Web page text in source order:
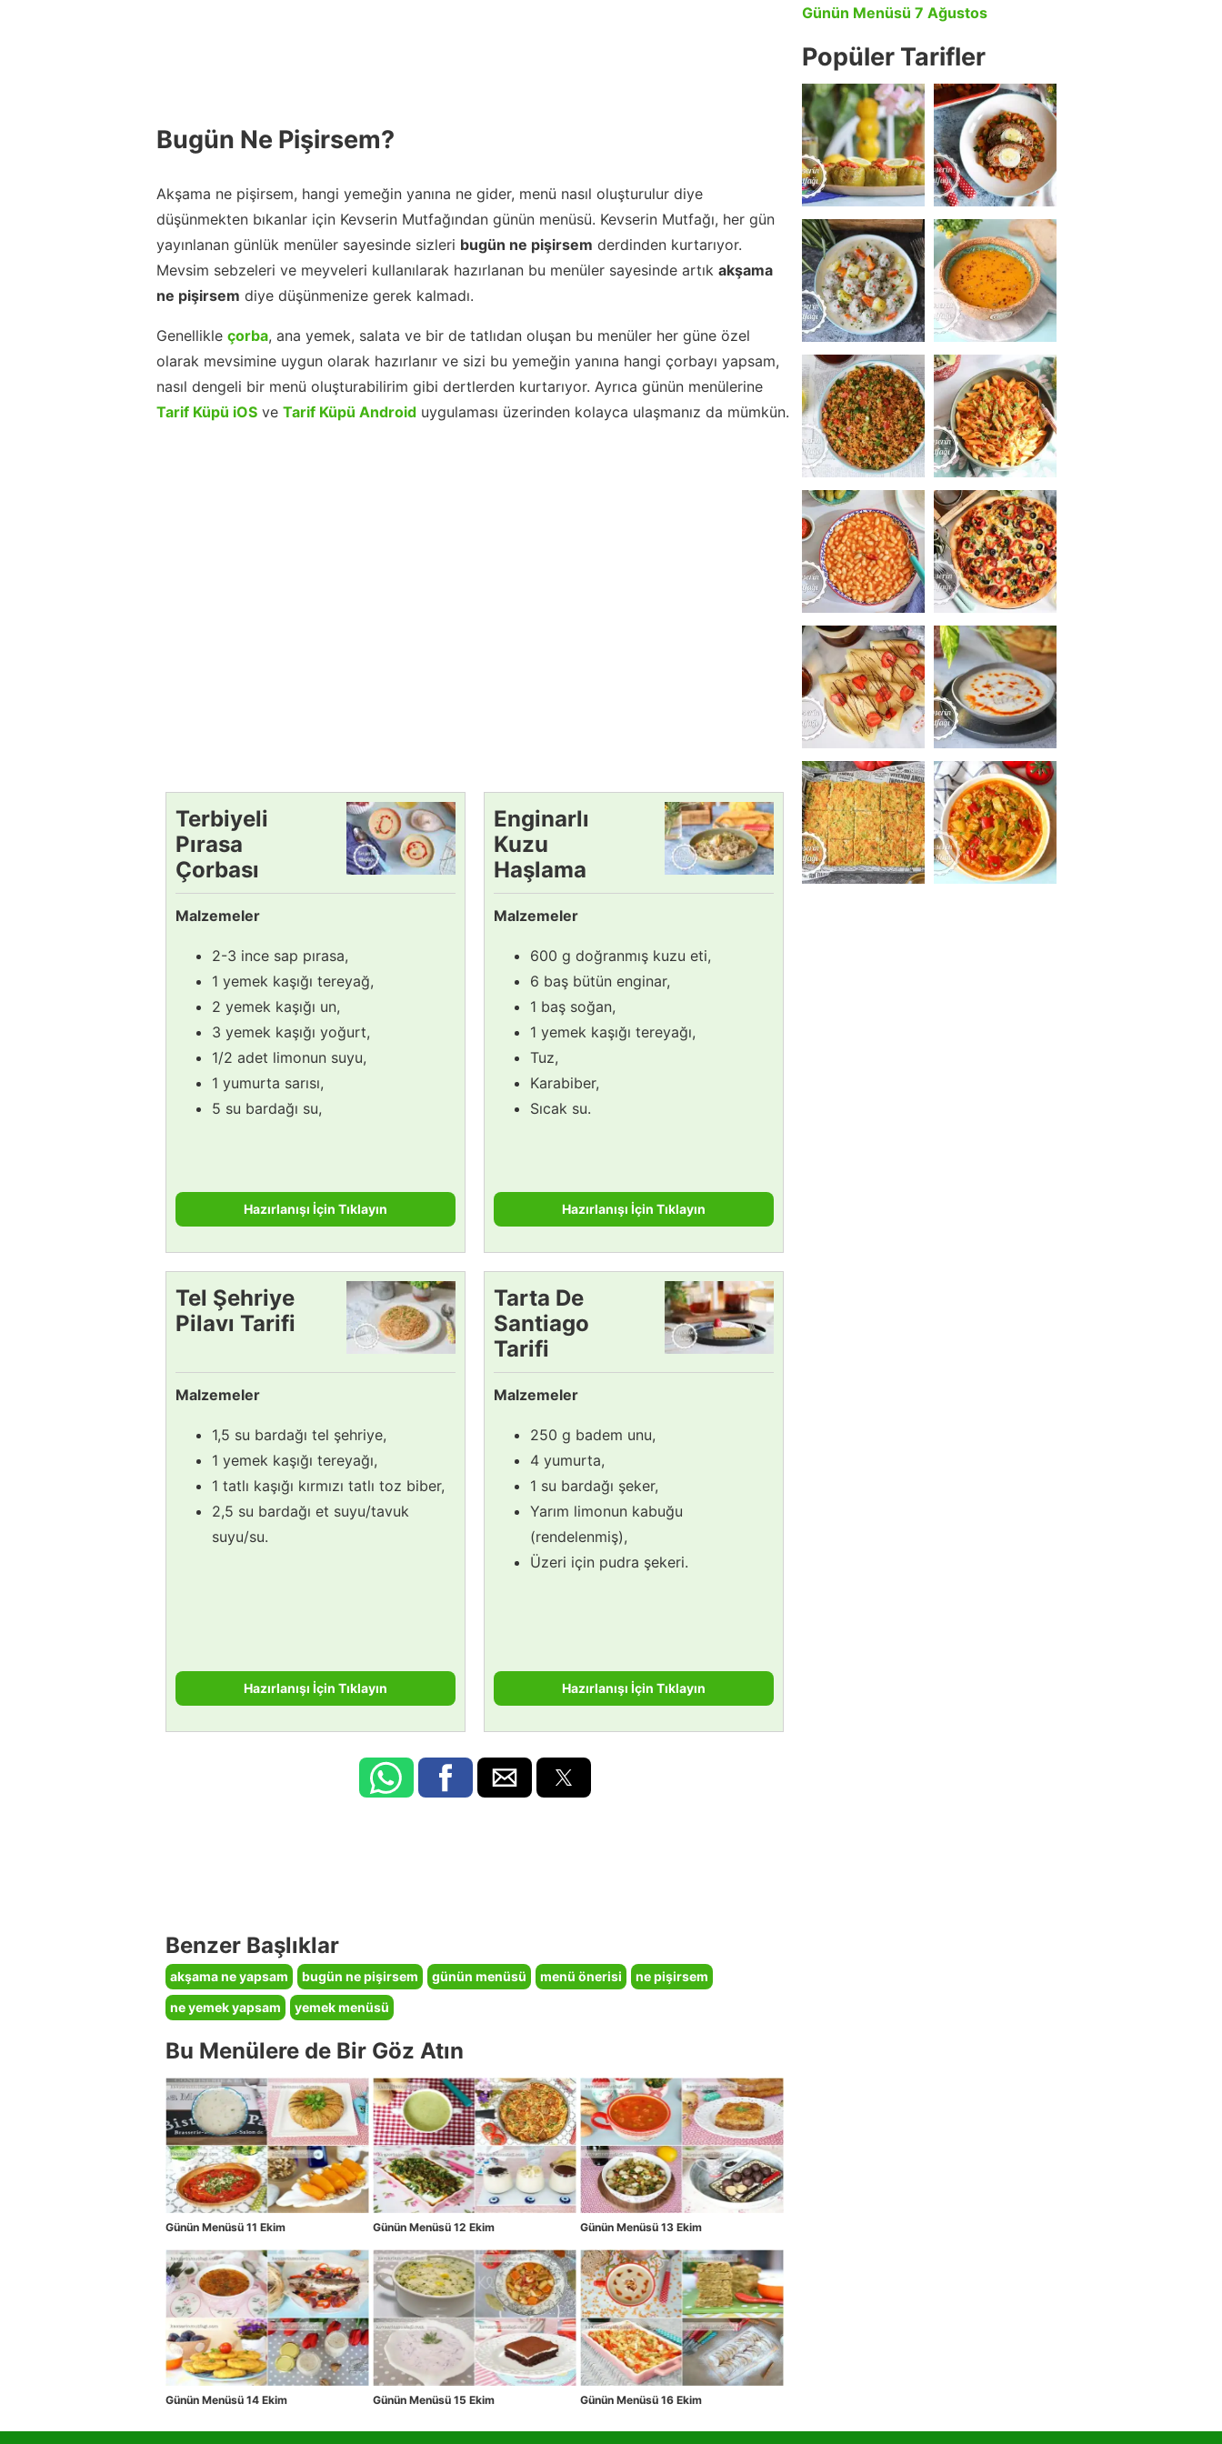
Bugün Ne Pişirsem?
Akşama ne pişirsem, hangi yemeğin yanına ne gider, menü nasıl oluşturulur diye
düşünmekten bıkanlar için Kevserin Mutfağından günün menüsü. Kevserin Mutfağı, her gün
yayınlanan günlük menüler sayesinde sizleri bugün ne pişirsem derdinden kurtarıyor.
Mevsim sebzeleri ve meyveleri kullanılarak hazırlanan bu menüler sayesinde artık akşama
ne pişirsem diye düşünmenize gerek kalmadı.
Genellikle çorba, ana yemek, salata ve bir de tatlıdan oluşan bu menüler her güne özel
olarak mevsimine uygun olarak hazırlanır ve sizi bu yemeğin yanına hangi çorbayı yapsam,
nasıl dengeli bir menü oluşturabilirim gibi dertlerden kurtarıyor. Ayrıca günün menülerine
Tarif Küpü iOS ve Tarif Küpü Android uygulaması üzerinden kolayca ulaşmanız da mümkün.
Terbiyeli
Pırasa
Çorbası
Tarifi
Malzemeler
2-3 ince sap pırasa,
1 yemek kaşığı tereyağ,
2 yemek kaşığı un,
3 yemek kaşığı yoğurt,
1/2 adet limonun suyu,
1 yumurta sarısı,
5 su bardağı su,
Hazırlanışı İçin Tıklayın
Enginarlı
Kuzu
Haşlama
Tarifi
Malzemeler
600 g doğranmış kuzu eti,
6 baş bütün enginar,
1 baş soğan,
1 yemek kaşığı tereyağı,
Tuz,
Karabiber,
Sıcak su.
Hazırlanışı İçin Tıklayın
Tel Şehriye
Pilavı Tarifi
Malzemeler
1,5 su bardağı tel şehriye,
1 yemek kaşığı tereyağı,
1 tatlı kaşığı kırmızı tatlı toz biber,
2,5 su bardağı et suyu/tavuk
suyu/su.
Hazırlanışı İçin Tıklayın
Tarta De
Santiago
Tarifi
Malzemeler
250 g badem unu,
4 yumurta,
1 su bardağı şeker,
Yarım limonun kabuğu
(rendelenmiş),
Üzeri için pudra şekeri.
Hazırlanışı İçin Tıklayın
Benzer Başlıklar
akşama ne yapsam bugün ne pişirsem günün menüsü menü önerisi
ne pişirsem
ne yemek yapsam
yemek menüsü
Bu Menülere de Bir Göz Atın
Günün Menüsü 11 Ekim Günün Menüsü 12 Ekim Günün Menüsü 13 Ekim
Günün Menüsü 14 Ekim Günün Menüsü 15 Ekim Günün Menüsü 16 Ekim
Günün Menüsü 7 Ağustos
Popüler Tarifler